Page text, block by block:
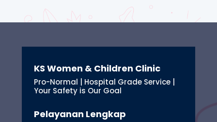
KS Women & Children Clinic
Pro-Normal | Hospital Grade Service |
Your Safety is Our Goal
Pelayanan Lengkap